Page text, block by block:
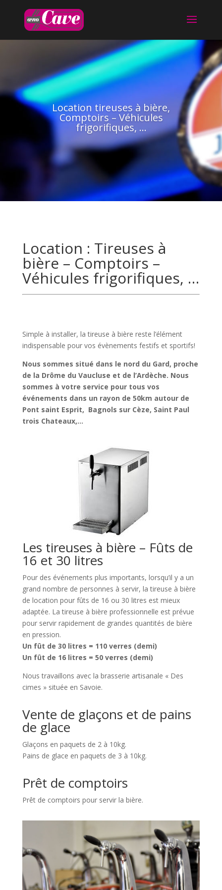
Location tireuses à bière,
Comptoirs – Véhicules
frigorifiques, …
Location : Tireuses à
bière – Comptoirs –
Véhicules frigorifiques, …
Simple à installer, la tireuse à bière reste l’élément
indispensable pour vos évènements festifs et sportifs!
Nous sommes situé dans le nord du Gard, proche
de la Drôme du Vaucluse et de l’Ardèche. Nous
sommes à votre service pour tous vos
événements dans un rayon de 50km autour de
Pont saint Esprit, Bagnols sur Cèze, Saint Paul
trois Chateaux,…
Les tireuses à bière – Fûts de
16 et 30 litres
Pour des événements plus importants, lorsqu’il y a un
grand nombre de personnes à servir, la tireuse à bière
de location pour fûts de 16 ou 30 litres est mieux
adaptée. La tireuse à bière professionnelle est prévue
pour servir rapidement de grandes quantités de bière
en pression.
Un fût de 30 litres = 110 verres (demi)
Un fût de 16 litres = 50 verres (demi)
Nous travaillons avec la brasserie artisanale « Des
cimes » située en Savoie.
Vente de glaçons et de pains
de glace
Glaçons en paquets de 2 à 10kg.
Pains de glace en paquets de 3 à 10kg.
Prêt de comptoirs
Prêt de comptoirs pour servir la bière.